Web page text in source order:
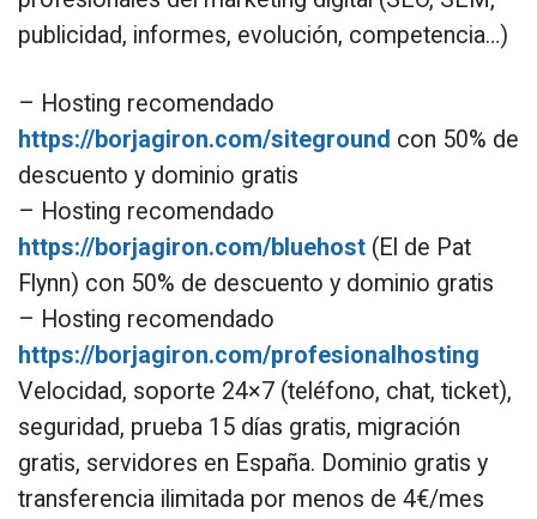
publicidad, informes, evolución, competencia…)
– Hosting recomendado
https://borjagiron.com/siteground con 50% de
descuento y dominio gratis
– Hosting recomendado
https://borjagiron.com/bluehost (El de Pat
Flynn) con 50% de descuento y dominio gratis
– Hosting recomendado
https://borjagiron.com/profesionalhosting
Velocidad, soporte 24×7 (teléfono, chat, ticket),
seguridad, prueba 15 días gratis, migración
gratis, servidores en España. Dominio gratis y
transferencia ilimitada por menos de 4€/mes